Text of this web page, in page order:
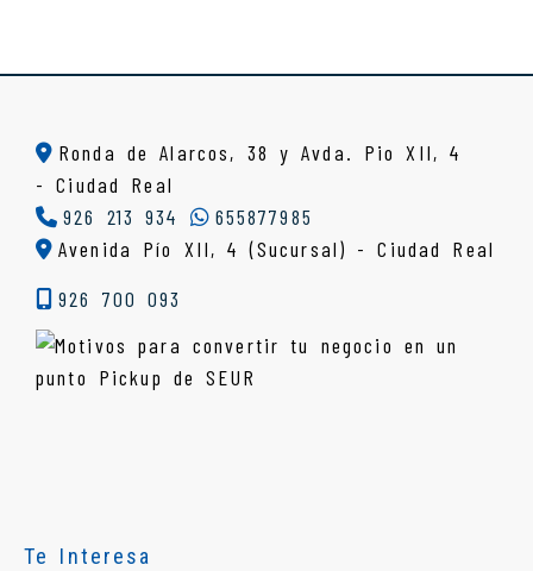
Ronda de Alarcos, 38 y Avda. Pio XII, 4
-Ciudad Real
926 213 934
655877985
Avenida Pío XII, 4 (Sucursal) - Ciudad Real
926 700 093
Te Interesa